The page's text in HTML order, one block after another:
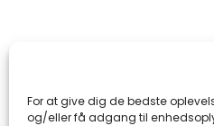
For at give dig de bedste
og/eller få adgang til